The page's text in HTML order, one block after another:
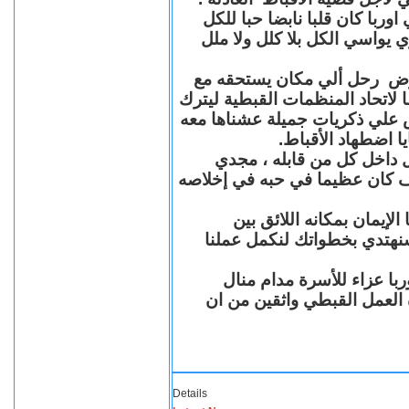
كان قلبا نابضا حبا للكل
يواسي الكل بلا كلل ولا ملل
رحل ألي مكان يستحقه مع
المنظمات القبطية ليترك
علي ذكريات جميلة عشناها معه
اضطهاد الأقباط.
داخل كل من قابله ، مجدي
عظيما في حبه في إخلاصه
بمكانه اللائق بين
بخطواتك لنكمل عملنا
عزاء للأسرة مدام منال
العمل القبطي واثقين من ان
Details